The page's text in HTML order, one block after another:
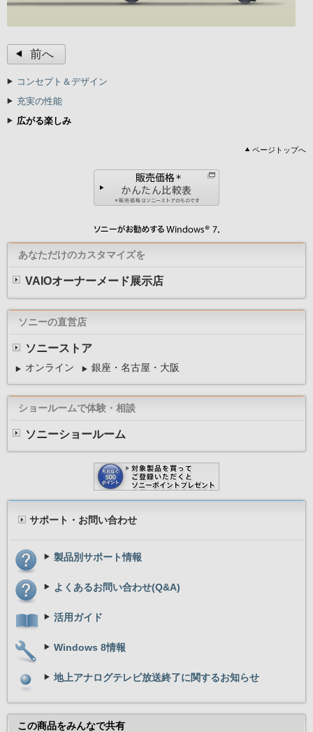
前へ
コンセプト＆デザイン
充実の性能
広がる楽しみ
ページトップへ
あなただけのカスタマイズを
VAIOオーナーメード展示店
ソニーの直営店
ソニーストア
オンライン 銀座・名古屋・大阪
ショールームで体験・相談
ソニーショールーム
サポート・お問い合わせ
製品別サポート情報
よくあるお問い合わせ(Q&A)
活用ガイド
Windows 8情報
地上アナログテレビ放送終了に関するお知らせ
この商品をみんなで共有